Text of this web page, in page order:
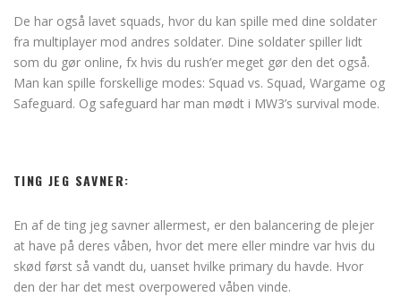
De har også lavet squads, hvor du kan spille med dine soldater
fra multiplayer mod andres soldater. Dine soldater spiller lidt
som du gør online, fx hvis du rush’er meget gør den det også.
Man kan spille forskellige modes: Squad vs. Squad, Wargame og
Safeguard. Og safeguard har man mødt i MW3’s survival mode.
TING JEG SAVNER:
En af de ting jeg savner allermest, er den balancering de plejer
at have på deres våben, hvor det mere eller mindre var hvis du
skød først så vandt du, uanset hvilke primary du havde. Hvor
den der har det mest overpowered våben vinde.